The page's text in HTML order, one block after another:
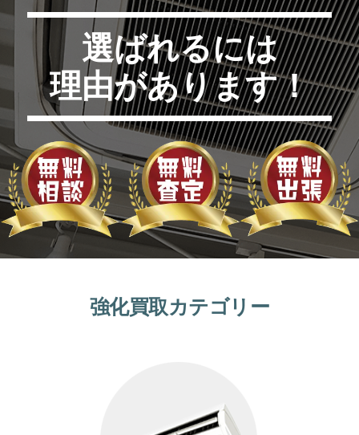
選ばれるには
理由があります！
強化買取カテゴリー